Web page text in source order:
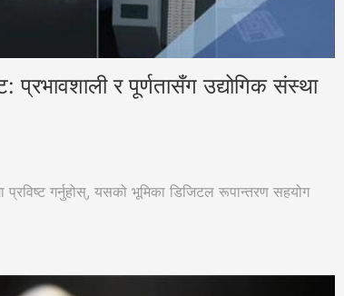
र पूर्णतासँग उद्योगिक संस्था
गर्नुहोस्, यसको भूमिका डिजिटल रूपान्तरण सहयोग